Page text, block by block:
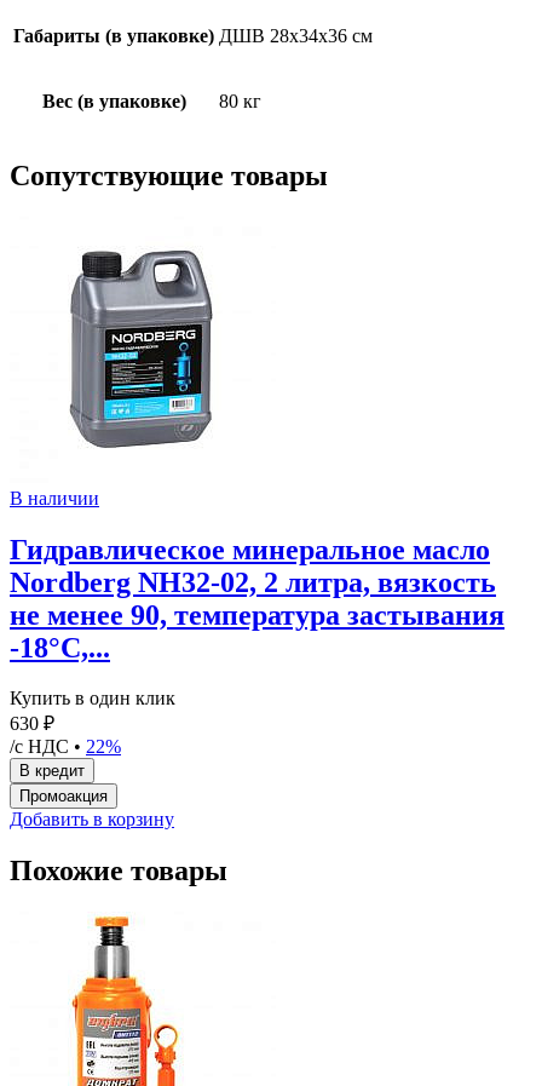
Габариты (в упаковке) ДШВ 28х34х36 см
Вес (в упаковке) 80 кг
Сопутствующие товары
В наличии
Гидравлическое минеральное масло
Nordberg NH32-02, 2 литра, вязкость
не менее 90, температура застывания
-18°C,...
Купить в один клик
630 ₽
/с НДС • 22%
Добавить в корзину
Похожие товары